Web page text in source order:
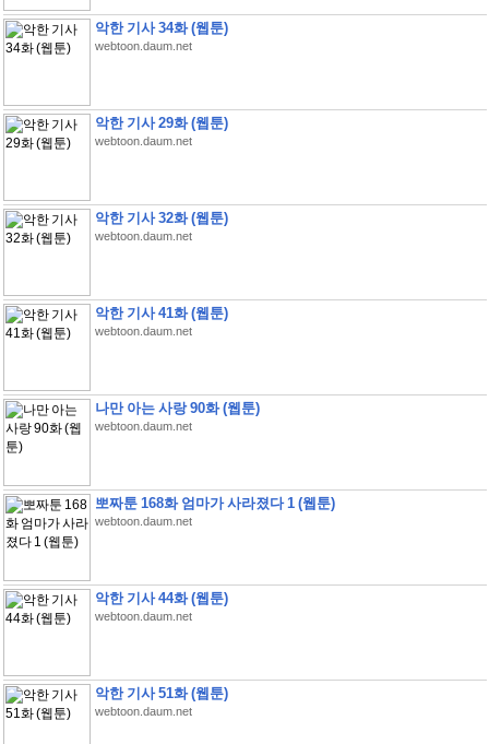
악한 기사 34화 (웹툰)
webtoon.daum.net
악한 기사 29화 (웹툰)
webtoon.daum.net
악한 기사 32화 (웹툰)
webtoon.daum.net
악한 기사 41화 (웹툰)
webtoon.daum.net
나만 아는 사랑 90화 (웹툰)
webtoon.daum.net
뽀짜툰 168화 엄마가 사라졌다 1 (웹툰)
webtoon.daum.net
악한 기사 44화 (웹툰)
webtoon.daum.net
악한 기사 51화 (웹툰)
webtoon.daum.net